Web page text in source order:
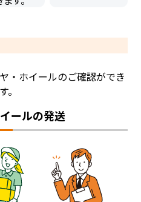
・ホイールのご確認ができ
ールの発送